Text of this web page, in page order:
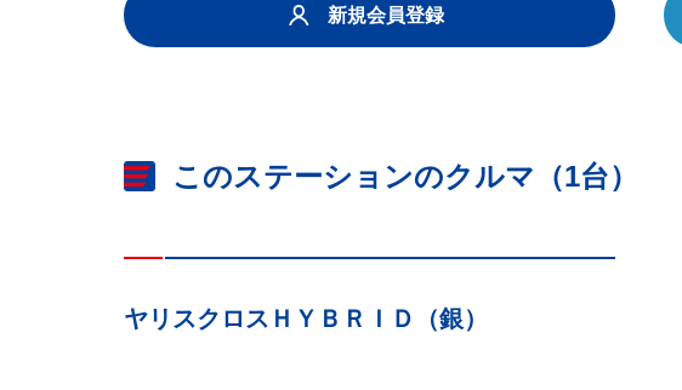
新規会員登録
このステーションのクルマ（1台）
ヤリスクロスＨＹＢＲＩＤ（銀）